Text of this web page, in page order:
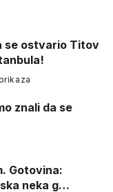
se ostvario Titov
znali da se
neka g…